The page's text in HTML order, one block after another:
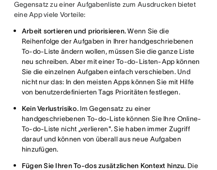
Gegensatz zu einer Aufgabenliste zum Ausdrucken bietet
eine App viele Vorteile:
Arbeit sortieren und priorisieren.Wenn Sie die
Reihenfolge der Aufgaben in Ihrer handgeschriebenen
To-do-Liste ändern wollen, müssen Sie die ganze Liste
neu schreiben. Aber mit einer To-do-Listen-App können
Sie die einzelnen Aufgaben einfach verschieben. Und
nicht nur das: In den meisten Apps können Sie mit Hilfe
von benutzerdefinierten Tags Prioritäten festlegen.
Kein Verlustrisiko. Im Gegensatz zu einer
handgeschriebenen To-do-Liste können Sie Ihre Online-
To-do-Liste nicht „verlieren". Sie haben immer Zugriff
darauf und können von überall aus neue Aufgaben
hinzufügen.
Fügen Sie Ihren To-dos zusätzlichen Kontext hinzu. Die